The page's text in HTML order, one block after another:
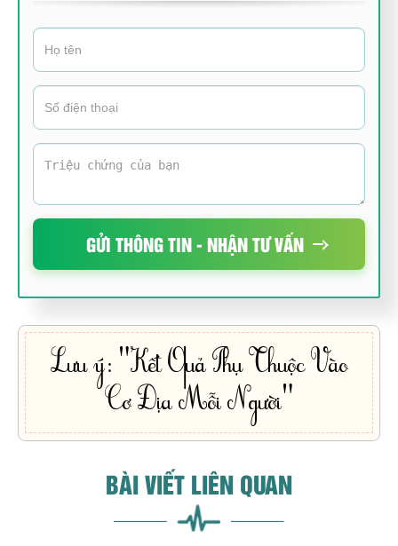
GỬI THÔNG TIN - NHẬN TƯ VẤN
Lưu ý: "Kết Quả Phụ Thuộc Vào
Cơ Địa Mỗi Người"
BÀI VIẾT LIÊN QUAN